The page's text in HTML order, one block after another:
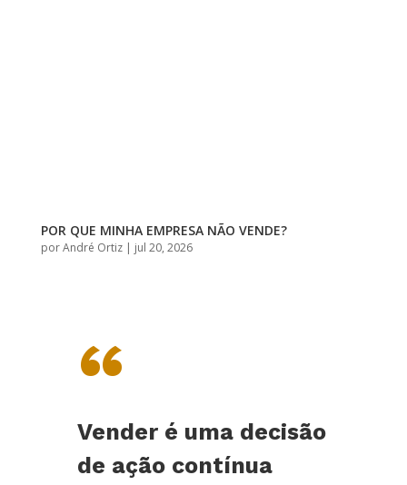
POR QUE MINHA EMPRESA NÃO VENDE?
porAndré Ortiz| jul 20, 2026
“
Vender é uma decisão
de ação contínua